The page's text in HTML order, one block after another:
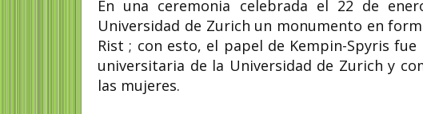
En una ceremonia celebrada el 22 de
Universidad de Zurich un monumento en
Rist ; con esto, el papel de Kempin-Spyris
universitaria de la Universidad de Zurich y
las mujeres.